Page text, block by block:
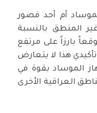
أم أحد قصور
المنطق بالنسبة
بارزاً على مرتفع
هذا لا يتعارض
الموساد بقوة في
العراقية الأخرى